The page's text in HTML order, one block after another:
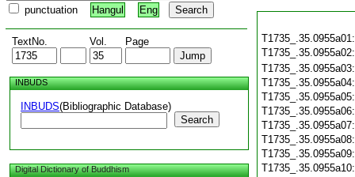
punctuation Hangul Eng
TextNo. Vol. Page
INBUDS
INBUDS(Bibliographic Database)
Search
Digital Dictionary of Buddhism